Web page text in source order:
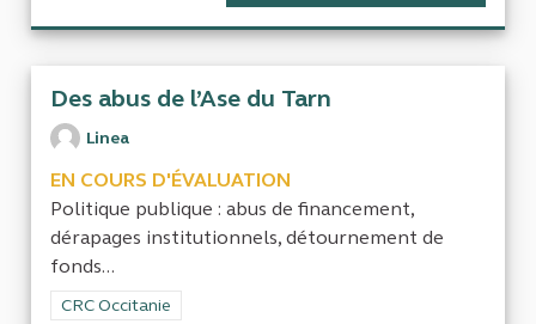
Des abus de l’Ase du Tarn
Linea
EN COURS D'ÉVALUATION
Politique publique : abus de financement,
dérapages institutionnels, détournement de
fonds...
Filtrer les résultats de la catégorie : CRC Occitanie
CRC Occitanie